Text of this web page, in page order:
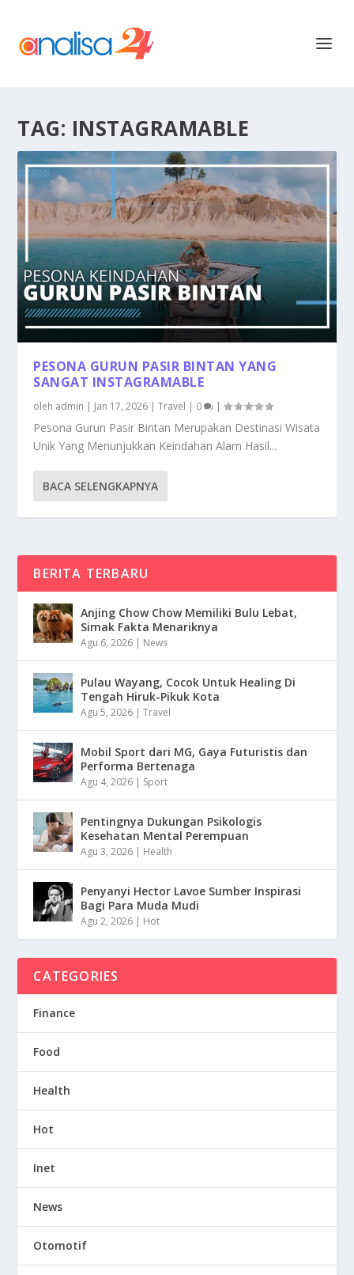
TAG: INSTAGRAMABLE
PESONA GURUN PASIR BINTAN YANG
SANGAT INSTAGRAMABLE
oleh admin | Jan 17, 2026 |Travel | 0 |
Pesona Gurun Pasir Bintan Merupakan Destinasi Wisata
Unik Yang Menunjukkan Keindahan Alam Hasil...
BACA SELENGKAPNYA
BERITA TERBARU
Anjing Chow Chow Memiliki Bulu Lebat,
Simak Fakta Menariknya
Agu 6, 2026 | News
Pulau Wayang, Cocok Untuk Healing Di
Tengah Hiruk-Pikuk Kota
Agu 5, 2026 |Travel
Mobil Sport dari MG, Gaya Futuristis dan
Performa Bertenaga
Agu 4, 2026 | Sport
Pentingnya Dukungan Psikologis
Kesehatan Mental Perempuan
Agu 3, 2026 | Health
Penyanyi Hector Lavoe Sumber Inspirasi
Bagi Para Muda Mudi
Agu 2, 2026 | Hot
CATEGORIES
Finance
Food
Health
Hot
Inet
News
Otomotif